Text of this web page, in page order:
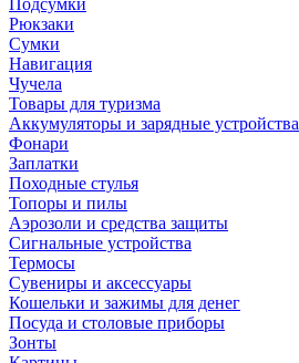
Подсумки
Рюкзаки
Сумки
Навигация
Чучела
Товары для туризма
Аккумуляторы и зарядные устройства
Фонари
Заплатки
Походные стулья
Топоры и пилы
Аэрозоли и средства защиты
Сигнальные устройства
Термосы
Сувениры и аксессуары
Кошельки и зажимы для денег
Посуда и столовые приборы
Зонты